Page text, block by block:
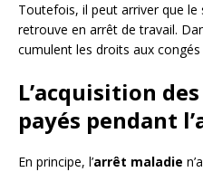
Toutefois, il peut arriver que
retrouve en arrêt de travail.
cumulent les droits aux congés
L’acquisition
payés pendant
En principe, l’arrêt maladie